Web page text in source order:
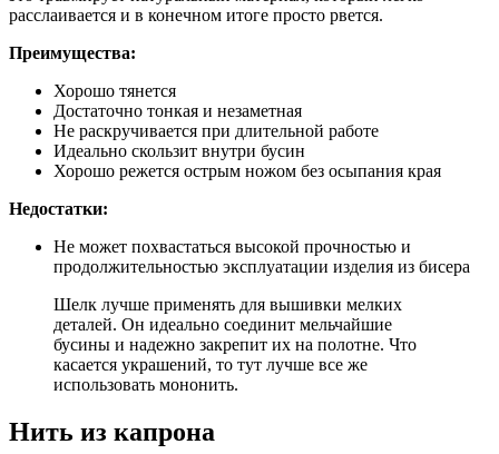
расслаивается и в конечном итоге просто рвется.
Преимущества:
Хорошо тянется
Достаточно тонкая и незаметная
Не раскручивается при длительной работе
Идеально скользит внутри бусин
Хорошо режется острым ножом без осыпания края
Недостатки:
Не может похвастаться высокой прочностью и
продолжительностью эксплуатации изделия из бисера
Шелк лучше применять для вышивки мелких
деталей. Он идеально соединит мельчайшие
бусины и надежно закрепит их на полотне. Что
касается украшений, то тут лучше все же
использовать мононить.
Нить из капрона